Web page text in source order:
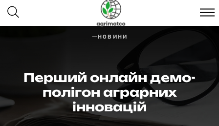
НОВИНИ
Перший онлайн демо-
полігон аграрних
інновацій